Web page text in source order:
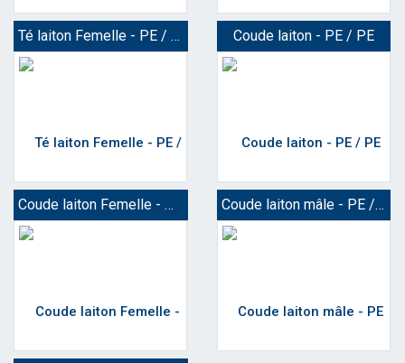
Té laiton Femelle - PE / Femelle / PE Coude laiton - PE / PE
Coude laiton Femelle - PE / Femelle Coude laiton mâle - PE / Mâle